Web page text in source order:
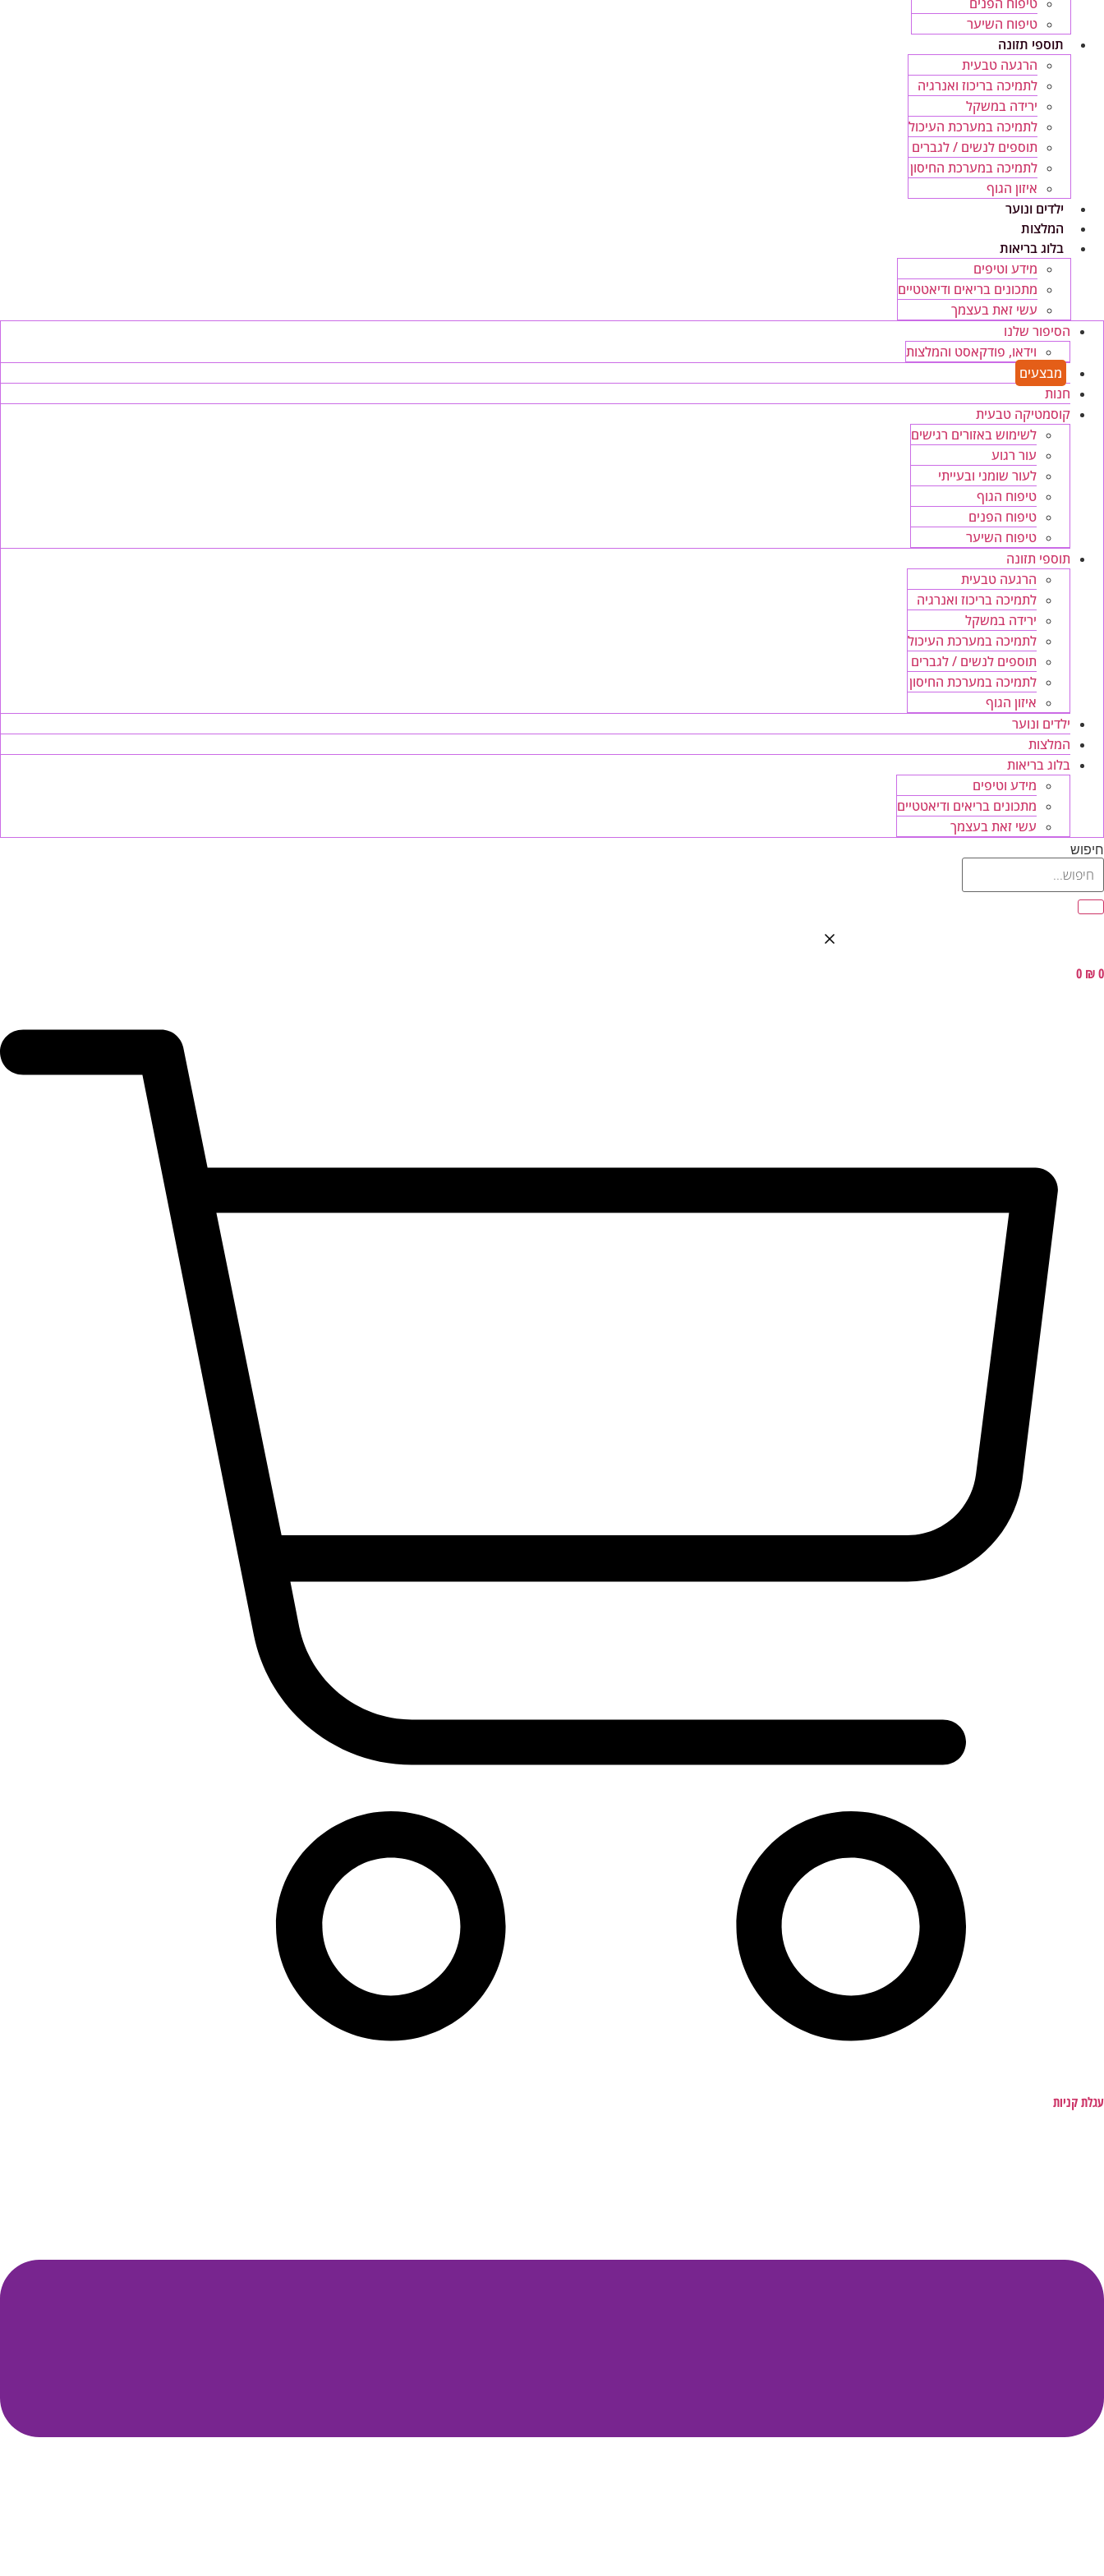
טיפוח השיער
תוספי תזונה
הרגעה טבעית
לתמיכה בריכוז ואנרגיה
ירידה במשקל
לתמיכה במערכת העיכול
תוספים לנשים / לגברים
לתמיכה במערכת החיסון
איזון הגוף
ילדים ונוער
המלצות
בלוג בריאות
מידע וטיפים
מתכונים בריאים ודיאטטיים
עשי זאת בעצמך
הסיפור שלנו
וידאו, פודקאסט והמלצות
מבצעים
חנות
קוסמטיקה טבעית
לשימוש באזורים רגישים
עור רגוע
לעור שומני ובעייתי
טיפוח הגוף
טיפוח הפנים
טיפוח השיער
תוספי תזונה
הרגעה טבעית
לתמיכה בריכוז ואנרגיה
ירידה במשקל
לתמיכה במערכת העיכול
תוספים לנשים / לגברים
לתמיכה במערכת החיסון
איזון הגוף
ילדים ונוער
המלצות
בלוג בריאות
מידע וטיפים
מתכונים בריאים ודיאטטיים
עשי זאת בעצמך
חיפוש
₪0
0
עגלת קניות